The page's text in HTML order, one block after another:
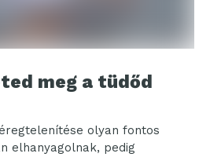
meg a tüdőd
olyan fontos
elhanyagolnak, pedig